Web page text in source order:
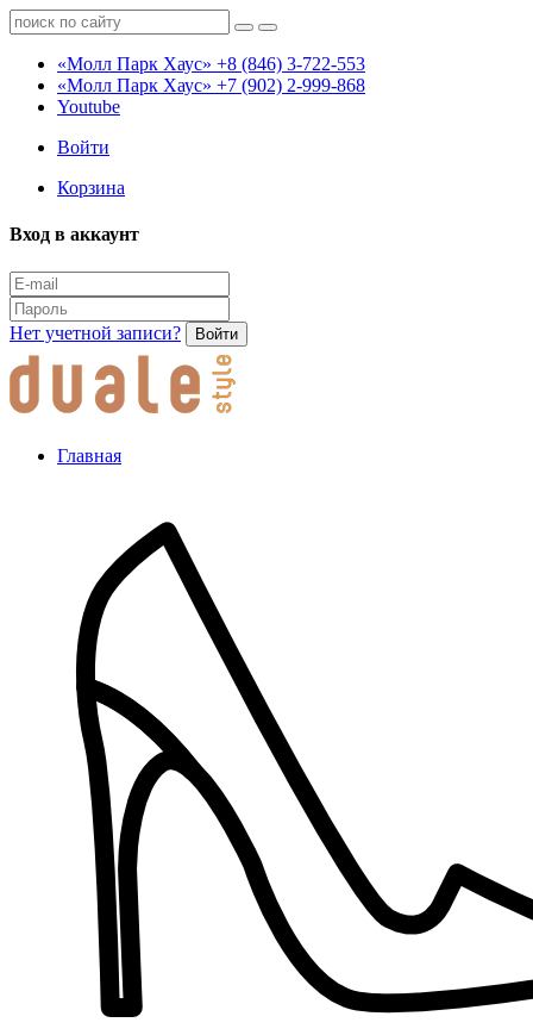
«Молл Парк Хаус» +8 (846) 3-722-553
«Молл Парк Хаус» +7 (902) 2-999-868
Youtube
Войти
Корзина
Вход в аккаунт
Нет учетной записи? Войти
Главная